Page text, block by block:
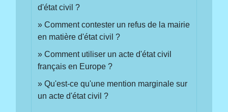
d'état civil ?
Comment contester un refus de la mairie
en matière d'état civil ?
Comment utiliser un acte d'état civil
français en Europe ?
Qu'est-ce qu'une mention marginale sur
un acte d'état civil ?